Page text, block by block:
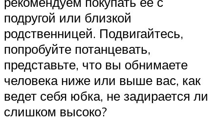
подругой или близкой
родственницей. Подвигайтесь,
попробуйте потанцевать,
представьте, что вы обнимаете
человека ниже или выше вас, как
ведет себя юбка, не задирается ли
слишком высоко?